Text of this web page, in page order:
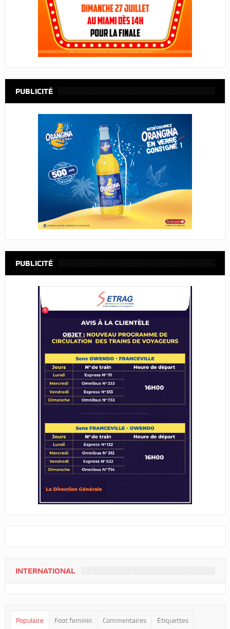
PUBLICITÉ
PUBLICITÉ
INTERNATIONAL
Populaire Foot feminin Commentaires Étiquettes